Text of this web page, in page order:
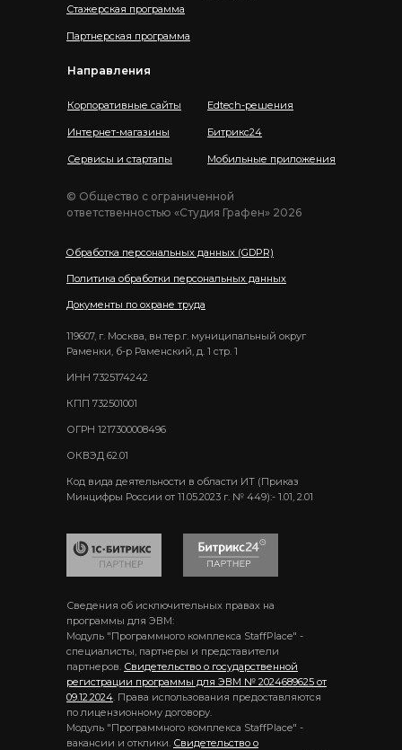
© Общество с ограниченной
ответственностью «Студия Графен» 2026
Обработка персональных данных (GDPR)
Политика обработки персональных данных
Документы по охране труда
Направления
Корпоративные сайты
Интернет-магазины
Сервисы и стартапы
Edtech-решения
Битрикс24
Мобильные приложения
Стажерская программа
Партнерская программа
ИНН 7325174242
КПП 732501001
ОГРН 1217300008496
ОКВЭД 62.01
119607, г. Москва, вн.тер.г. муниципальный округ
Раменки, б-р Раменский, д. 1 стр. 1
Код вида деятельности в области ИТ (Приказ
Минцифры России от 11.05.2023 г. № 449):- 1.01, 2.01
Сведения об исключительных правах на
программы для ЭВМ:
Модуль "Программного комплекса StaffPlace" -
специалисты, партнеры и представители
партнеров. Свидетельство о государственной
регистрации программы для ЭВМ № 2024689625 от
09.12.2024 . Права использования предоставляются
по лицензионному договору.
Модуль "Программного комплекса StaffPlace" -
вакансии и отклики. Свидетельство о